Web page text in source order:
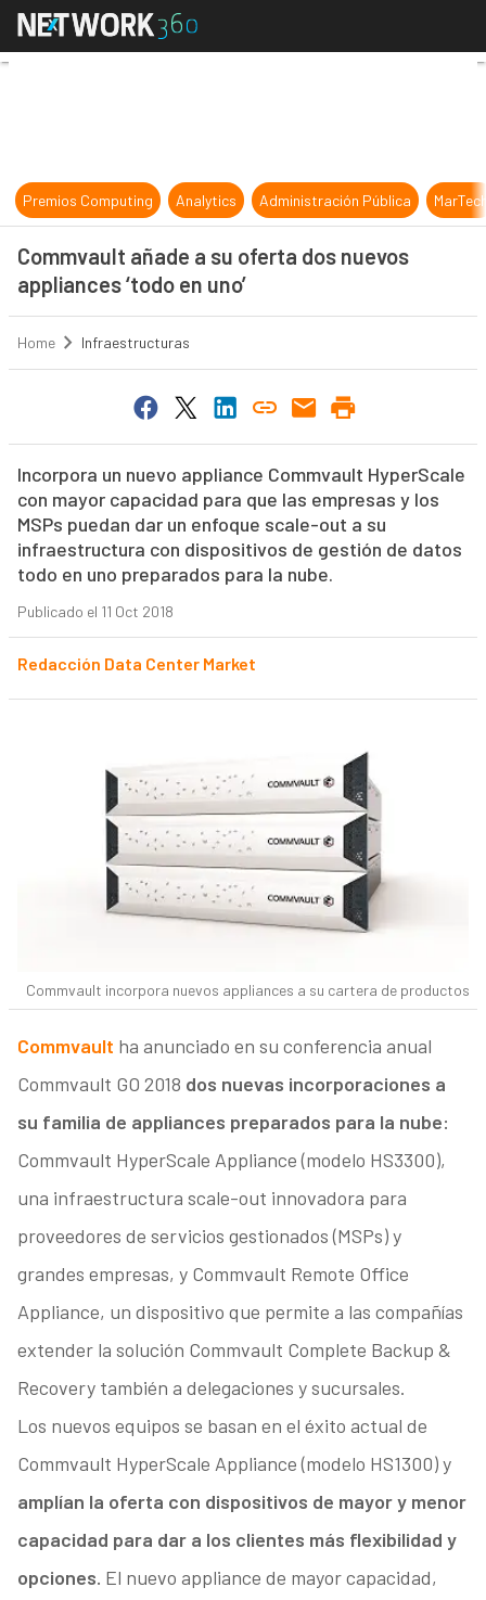
Commvault añade a su oferta dos
Premios Computing Analytics Administración Pública
Commvault añade a su oferta dos nuevos
appliances ‘todo en uno’
Home Infraestructuras
Incorpora un nuevo appliance Commvault HyperScale
con mayor capacidad para que las empresas y los
MSPs puedan dar un enfoque scale-out a su
infraestructura con dispositivos de gestión de datos
todo en uno preparados para la nube.
Publicado el 11 Oct 2018
Redacción Data Center Market
Commvault incorpora nuevos appliances a su cartera de productos
Commvault ha anunciado en su conferencia anual
Commvault GO 2018 dos nuevas incorporaciones a
su familia de appliances preparados para la nube:
Commvault HyperScale Appliance (modelo HS3300),
una infraestructura scale-out innovadora para
proveedores de servicios gestionados (MSPs) y
grandes empresas, y Commvault Remote Office
Appliance, un dispositivo que permite a las compañías
extender la solución Commvault Complete Backup &
Recovery también a delegaciones y sucursales.
Los nuevos equipos se basan en el éxito actual de
Commvault HyperScale Appliance (modelo HS1300) y
amplían la oferta con dispositivos de mayor y menor
capacidad para dar a los clientes más flexibilidad y
opciones. El nuevo appliance de mayor capacidad,